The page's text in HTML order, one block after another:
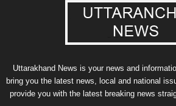
Uttarakhand News is your news and
bring you the latest news, local and national
provide you with the latest breaking news